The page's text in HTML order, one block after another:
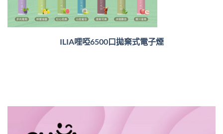
ILIA哩啞6500口拋棄式電子煙